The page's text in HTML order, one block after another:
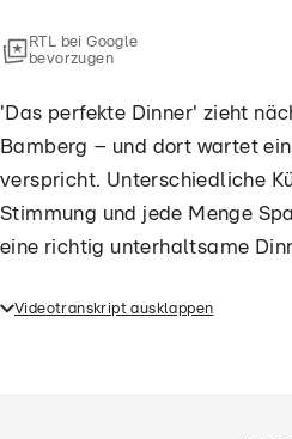
RTL bei Google
bevorzugen
'Das perfekte Dinner' zieht
Bamberg – und dort wartet
verspricht. Unterschiedliche
Stimmung und jede Menge
eine richtig unterhaltsame
'Das perfekte Dinner' zieht
Videotranskript ausklappen